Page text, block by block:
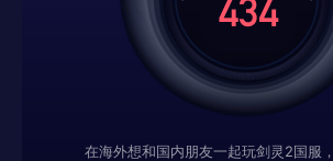
在海外想和国内朋友一起玩剑灵2国服